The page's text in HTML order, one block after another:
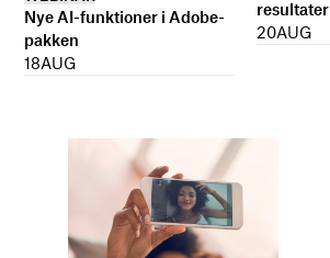
Nye AI-funktioner i Adobe-
pakken
18AUG
resultater
20AUG